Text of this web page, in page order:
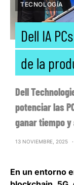
TECNOLOGÍA
Dell IA
de la
Dell
potenciar las
ganar tiempo
13 NOVIEMBRE, 2025
En un entorno